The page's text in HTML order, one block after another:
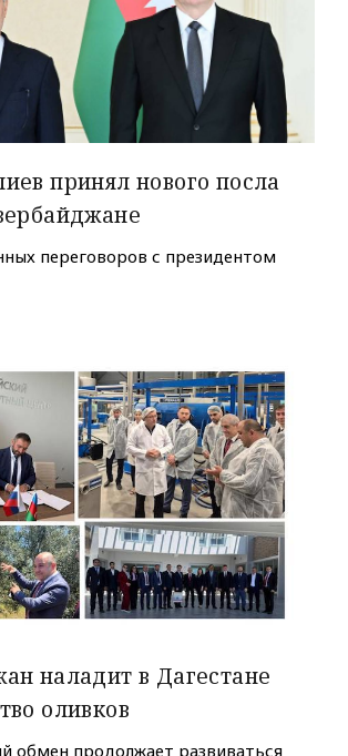
принял нового посла
переговоров с президентом
наладит в Дагестане
оливков
обмен продолжает развиваться